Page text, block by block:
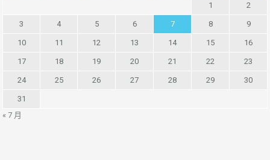
1 2
3 4 5 6 7 8 9
10 11 12 13 14 15 16
17 18 19 20 21 22 23
24 25 26 27 28 29 30
31
« 7 月